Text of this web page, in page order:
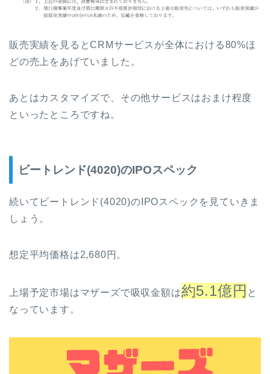
販売実績を見るとCRMサービスが全体における80%ほ
どの売上をあげていました。
あとはカスタマイズで、その他サービスはおまけ程度
といったところですね。
ビートレンド(4020)のIPOスペック
続いてビートレンド(4020)のIPOスペックを見ていきま
しょう。
想定平均価格は2,680円。
上場予定市場はマザーズで吸収金額は約5.1億円 と
なっています。